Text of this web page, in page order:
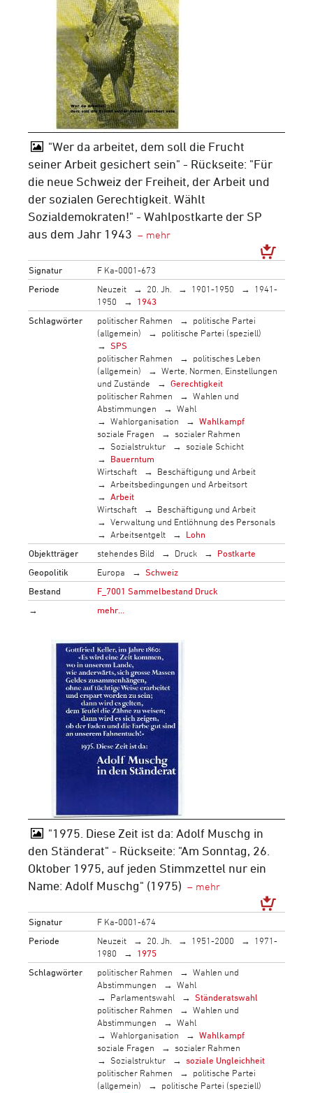
"Wer da arbeitet, dem soll die Frucht
seiner Arbeit gesichert sein" - Rückseite: "Für
die neue Schweiz der Freiheit, der Arbeit und
der sozialen Gerechtigkeit. Wählt
Sozialdemokraten!" - Wahlpostkarte der SP
aus dem Jahr 1943
Signatur
F Ka-0001-673
Periode
Neuzeit 20. Jh. 1901-1950
1941-
1950
1943
Schlagwörter
politischer Rahmen
politische Partei
(allgemein)
politische Partei (speziell)
SPS
politischer Rahmen
politisches Leben
(allgemein)
Werte, Normen, Einstellungen
und Zustände
Gerechtigkeit
politischer Rahmen
Wahlen und
Abstimmungen
Wahl
Wahlorganisation
Wahlkampf
soziale Fragen
sozialer Rahmen
Sozialstruktur
soziale Schicht
Bauerntum
Wirtschaft
Beschäftigung und Arbeit
Arbeitsbedingungen und Arbeitsort
Arbeit
Wirtschaft
Beschäftigung und Arbeit
Verwaltung und Entlöhnung des Personals
Arbeitsentgelt
Lohn
Objektträger
stehendes Bild Druck
Postkarte
Geopolitik
Europa
Schweiz
Bestand
F_7001 Sammelbestand Druck
→
mehr…
"1975. Diese Zeit ist da: Adolf Muschg in
den Ständerat" - Rückseite: "Am Sonntag, 26.
Oktober 1975, auf jeden Stimmzettel nur ein
Name: Adolf Muschg" (1975)
Signatur
F Ka-0001-674
Periode
Neuzeit 20. Jh. 1951-2000
1971-
1980
1975
Schlagwörter
politischer Rahmen
Wahlen und
Abstimmungen
Wahl
Parlamentswahl
Ständeratswahl
politischer Rahmen
Wahlen und
Abstimmungen
Wahl
Wahlorganisation
Wahlkampf
soziale Fragen
sozialer Rahmen
Sozialstruktur
soziale Ungleichheit
politischer Rahmen
politische Partei
(allgemein)
politische Partei (speziell)